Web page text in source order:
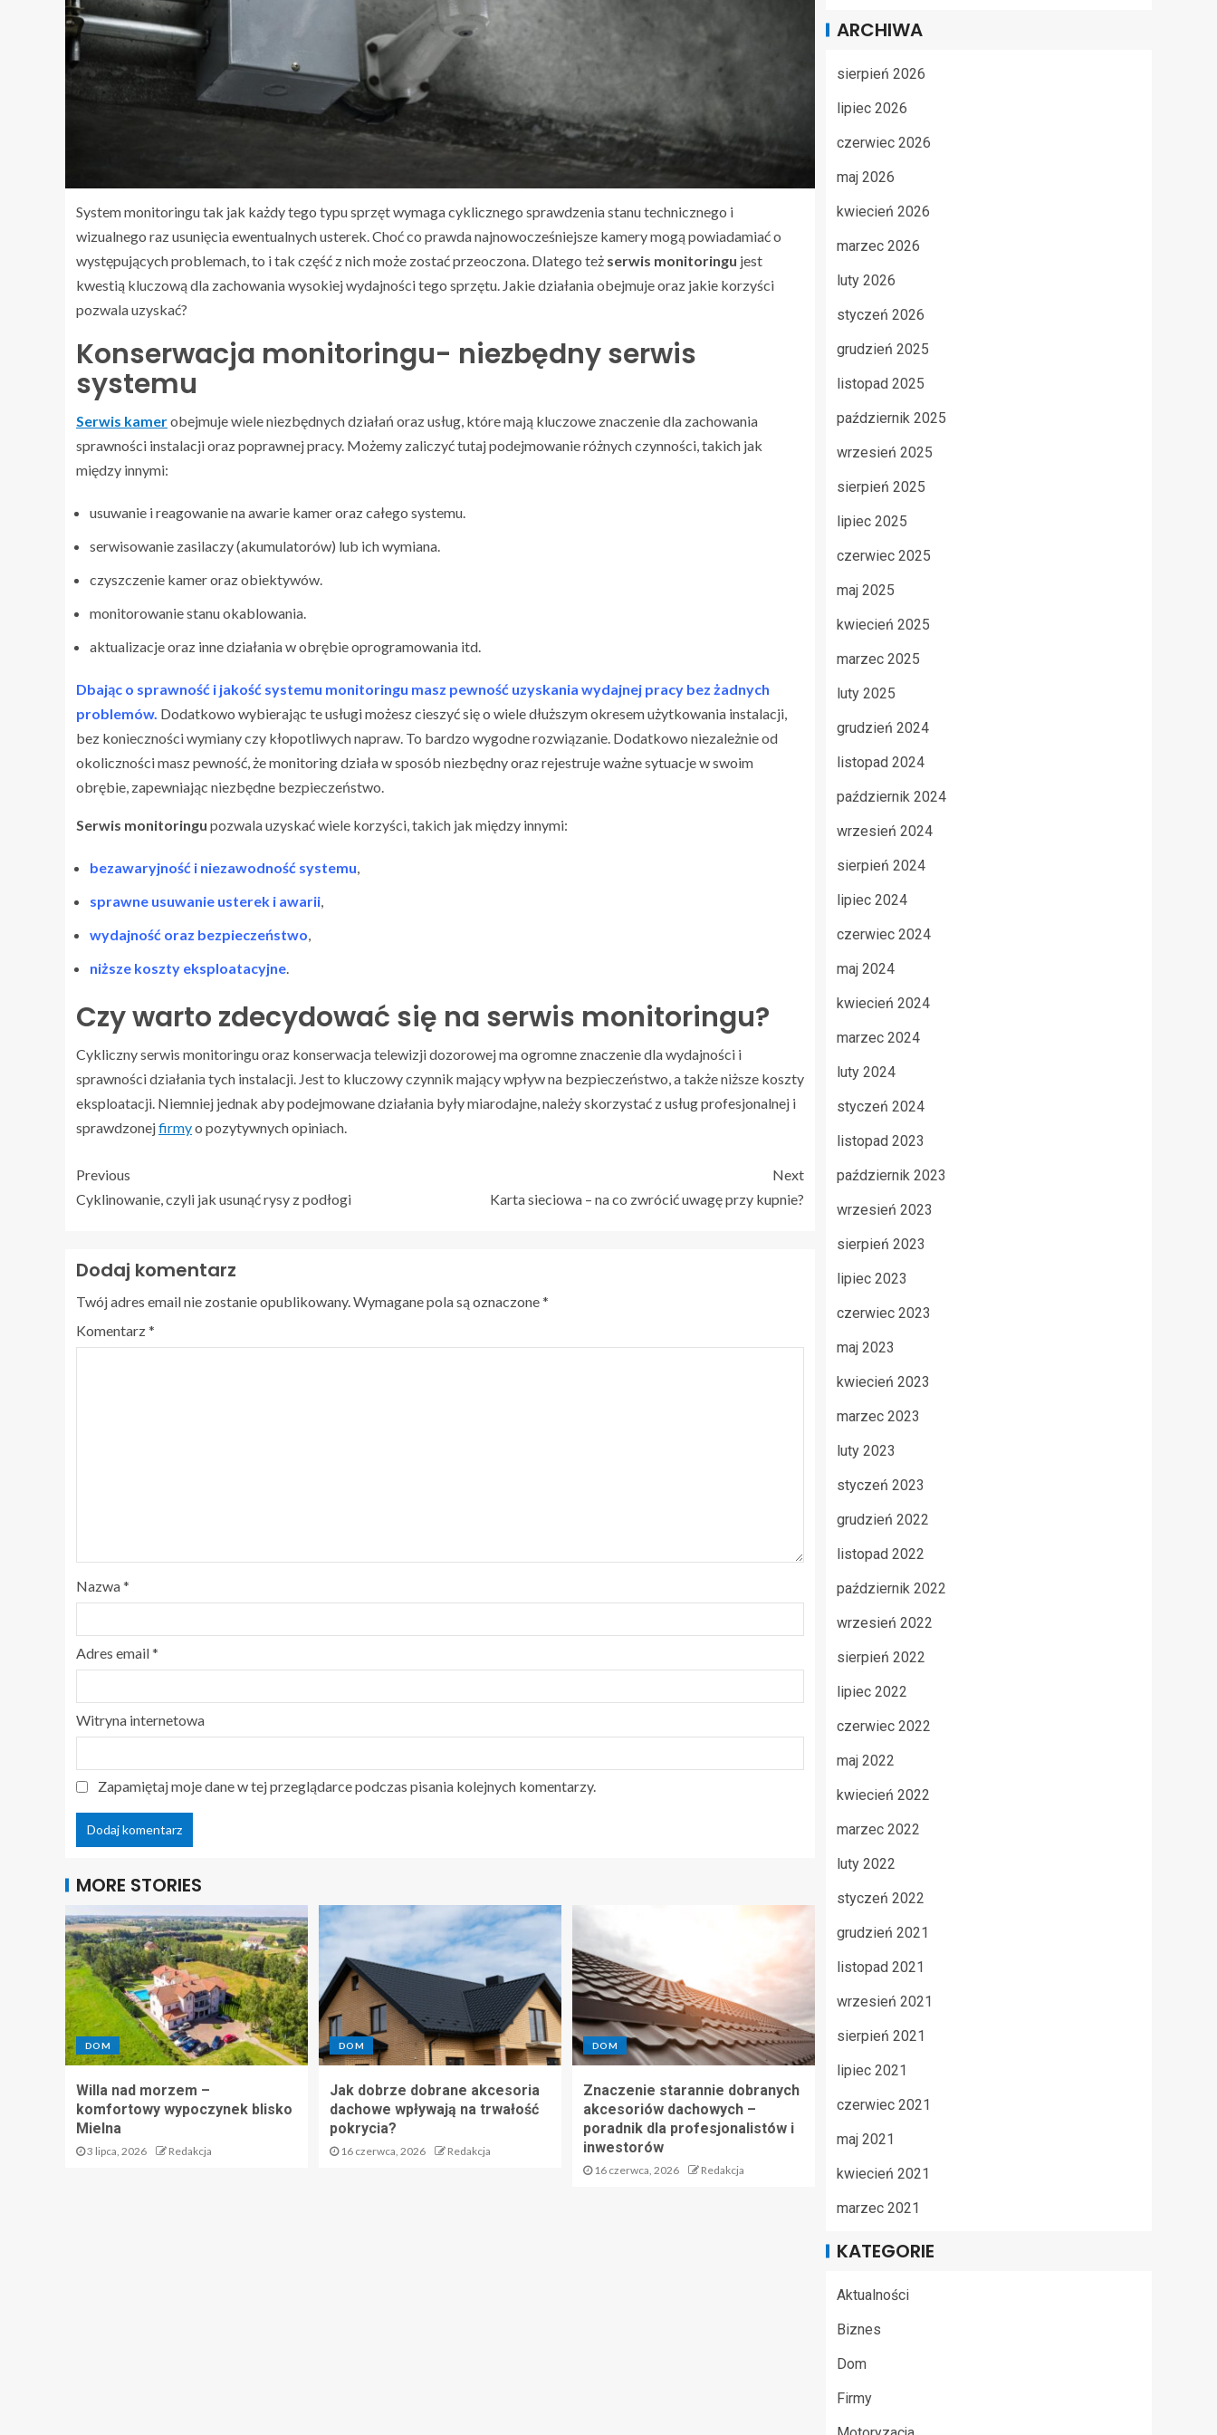
System monitoringu tak jak każdy tego typu sprzęt wymaga cyklicznego sprawdzenia stanu technicznego i
wizualnego raz usunięcia ewentualnych usterek. Choć co prawda najnowocześniejsze kamery mogą powiadamiać o
występujących problemach, to i tak część z nich może zostać przeoczona. Dlatego też serwis monitoringu jest
kwestią kluczową dla zachowania wysokiej wydajności tego sprzętu. Jakie działania obejmuje oraz jakie korzyści
pozwala uzyskać?
Konserwacja monitoringu- niezbędny serwis
systemu
Serwis kamerobejmuje wiele niezbędnych działań oraz usług, które mają kluczowe znaczenie dla zachowania
sprawności instalacji oraz poprawnej pracy. Możemy zaliczyć tutaj podejmowanie różnych czynności, takich jak
między innymi:
usuwanie i reagowanie na awarie kamer oraz całego systemu.
serwisowanie zasilaczy (akumulatorów) lub ich wymiana.
czyszczenie kamer oraz obiektywów.
monitorowanie stanu okablowania.
aktualizacje oraz inne działania w obrębie oprogramowania itd.
Dbając o sprawność i jakość systemu monitoringu masz pewność uzyskania wydajnej pracy bez żadnych
problemów. Dodatkowo wybierając te usługi możesz cieszyć się o wiele dłuższym okresem użytkowania instalacji,
bez konieczności wymiany czy kłopotliwych napraw. To bardzo wygodne rozwiązanie. Dodatkowo niezależnie od
okoliczności masz pewność, że monitoring działa w sposób niezbędny oraz rejestruje ważne sytuacje w swoim
obrębie, zapewniając niezbędne bezpieczeństwo.
Serwis monitoringu pozwala uzyskać wiele korzyści, takich jak między innymi:
bezawaryjność i niezawodność systemu,
sprawne usuwanie usterek i awarii,
wydajność oraz bezpieczeństwo,
niższe koszty eksploatacyjne.
Czy warto zdecydować się na serwis monitoringu?
Cykliczny serwis monitoringu oraz konserwacja telewizji dozorowej ma ogromne znaczenie dla wydajności i
sprawności działania tych instalacji. Jest to kluczowy czynnik mający wpływ na bezpieczeństwo, a także niższe koszty
eksploatacji. Niemniej jednak aby podejmowane działania były miarodajne, należy skorzystać z usług profesjonalnej i
sprawdzonejfirmyo pozytywnych opiniach.
Previous
Cyklinowanie, czyli jak usunąć rysy z podłogi
Next
Karta sieciowa – na co zwrócić uwagę przy kupnie?
Dodaj komentarz
Twój adres email nie zostanie opublikowany.Wymagane pola są oznaczone*
Komentarz*
Nazwa*
Adres email*
Witryna internetowa
Zapamiętaj moje dane w tej przeglądarce podczas pisania kolejnych komentarzy.
MORE STORIES
DOM
Willa nad morzem –
komfortowy wypoczynek blisko
Mielna
3 lipca, 2026 Redakcja
DOM
Jak dobrze dobrane akcesoria
dachowe wpływają na trwałość
pokrycia?
16 czerwca, 2026 Redakcja
DOM
Znaczenie starannie dobranych
akcesoriów dachowych –
poradnik dla profesjonalistów i
inwestorów
16 czerwca, 2026 Redakcja
ARCHIWA
sierpień 2026
lipiec 2026
czerwiec 2026
maj 2026
kwiecień 2026
marzec 2026
luty 2026
styczeń 2026
grudzień 2025
listopad 2025
październik 2025
wrzesień 2025
sierpień 2025
lipiec 2025
czerwiec 2025
maj 2025
kwiecień 2025
marzec 2025
luty 2025
grudzień 2024
listopad 2024
październik 2024
wrzesień 2024
sierpień 2024
lipiec 2024
czerwiec 2024
maj 2024
kwiecień 2024
marzec 2024
luty 2024
styczeń 2024
listopad 2023
październik 2023
wrzesień 2023
sierpień 2023
lipiec 2023
czerwiec 2023
maj 2023
kwiecień 2023
marzec 2023
luty 2023
styczeń 2023
grudzień 2022
listopad 2022
październik 2022
wrzesień 2022
sierpień 2022
lipiec 2022
czerwiec 2022
maj 2022
kwiecień 2022
marzec 2022
luty 2022
styczeń 2022
grudzień 2021
listopad 2021
wrzesień 2021
sierpień 2021
lipiec 2021
czerwiec 2021
maj 2021
kwiecień 2021
marzec 2021
KATEGORIE
Aktualności
Biznes
Dom
Firmy